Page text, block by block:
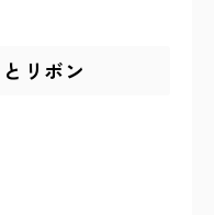
リボン